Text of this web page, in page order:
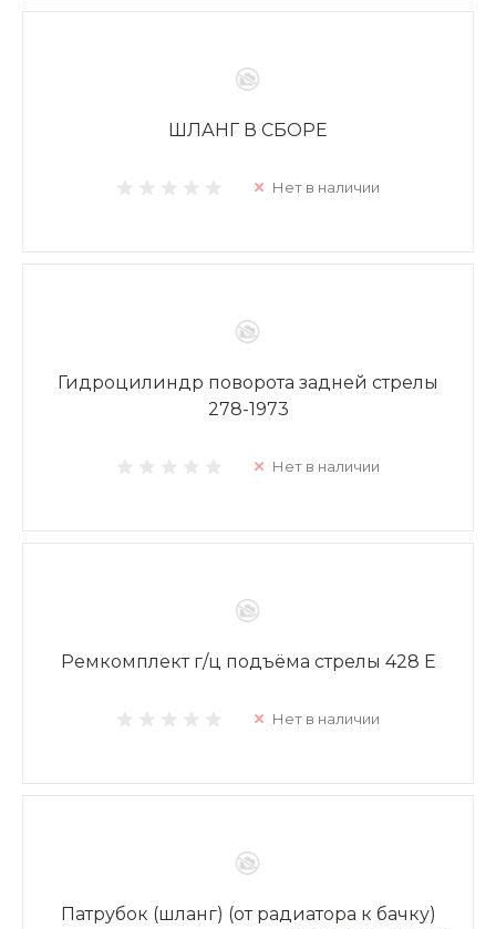
ШЛАНГ В СБОРЕ
Нет в наличии
Гидроцилиндр поворота задней стрелы
278-1973
Нет в наличии
Ремкомплект г/ц подъёма стрелы 428 E
Нет в наличии
Патрубок (шланг) (от радиатора к бачку)